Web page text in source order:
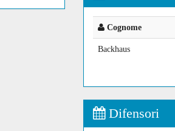
Cognome
Backhaus
Difensori